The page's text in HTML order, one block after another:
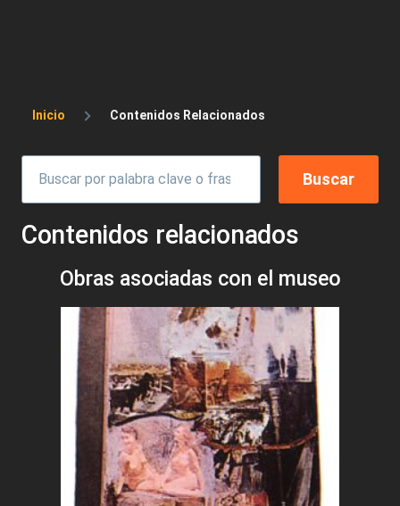
Sobrescribir enlaces de ayuda a la
Inicio Contenidos Relacionados
Contenidos relacionados
Obras asociadas con el museo